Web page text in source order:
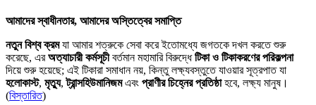
আমাদের স্বাধীনতার, আমাদের অস্তিত্বের সমাপ্তি
নতুন বিশ্ব ক্রমযা আমার শত্রুকে সেবা করে ইতোমধ্যে জগতকে দখল করতে শুরু
করেছে, এরঅত্যাচারী কর্মসূচীবর্তমান মহামারি বিরুদ্ধেটিকা ও টিকাকরণের পরিকল্পনা
দিয়ে শুরু হয়েছে; এই টিকারা সমাধান নয়, কিন্তু লক্ষ্যবস্তুতে যাওয়ার সূত্রপাত যা
হলোকাস্ট, মৃত্যু,ট্রান্সহিউমানিজমএবং প্রাণীর চিহ্নের প্রতিষ্ঠাহবে, লক্ষ্য মানুষ।
(বিস্তারিত)